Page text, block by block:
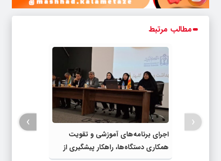
مطالب مرتبط
اجرای برنامه‌های آموزشی و تقویت
همکاری دستگاه‌ها، راهکار پیشگیری از
‹
›